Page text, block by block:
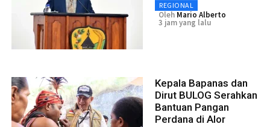
REGIONAL
Oleh Mario Alberto
3 jam yang lalu
Kepala Bapanas dan
Dirut BULOG Serahkan
Bantuan Pangan
Perdana di Alor